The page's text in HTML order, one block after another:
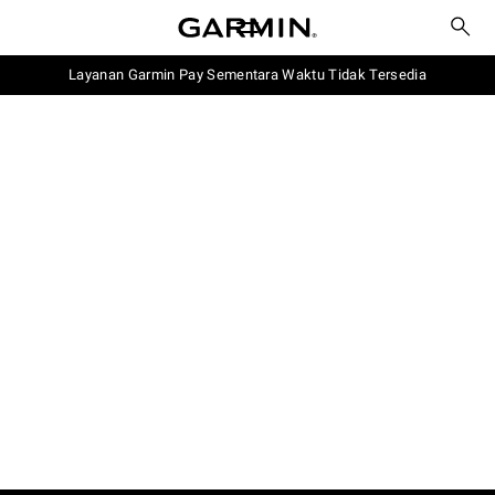
Layanan Garmin Pay Sementara Waktu Tidak Tersedia